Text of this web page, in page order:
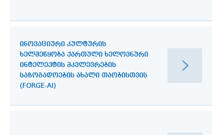
ᲘᲜᲝᲕᲐᲪᲘᲣᲠᲘ ᲙᲣᲚᲢᲣᲠᲘᲡ
ᲮᲔᲚᲨᲔᲬᲧᲝᲑᲐ ᲥᲐᲠᲗᲣᲚᲘ ᲮᲔᲚᲝᲕᲜᲣᲠᲘ
ᲘᲜᲢᲔᲚᲔᲥᲢᲘᲡ ᲛᲙᲕᲚᲔᲕᲠᲔᲑᲘᲡ
ᲡᲐᲖᲝᲒᲐᲓᲝᲔᲑᲘᲡ ᲐᲮᲐᲚᲘ ᲗᲐᲝᲑᲘᲡᲗᲕᲘᲡ
(FORGE-AI)